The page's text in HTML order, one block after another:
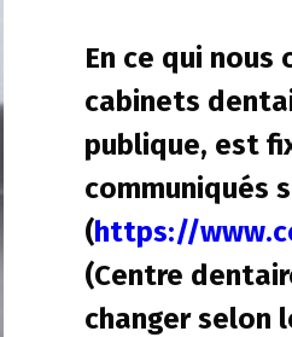
En ce qui
cabinets
publique, est
communiqués
(https://
(Centre
changer selon